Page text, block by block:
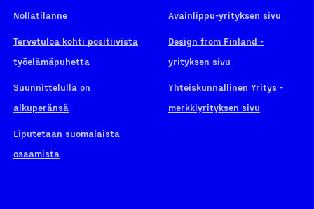
Nollatilanne
Tervetuloa kohti positiivista
työelämäpuhetta
Suunnittelulla on
alkuperänsä
Liputetaan suomalaista
osaamista
Avainlippu-yrityksen sivu
Design from Finland -
yrityksen sivu
Yhteiskunnallinen Yritys -
merkkiyrityksen sivu